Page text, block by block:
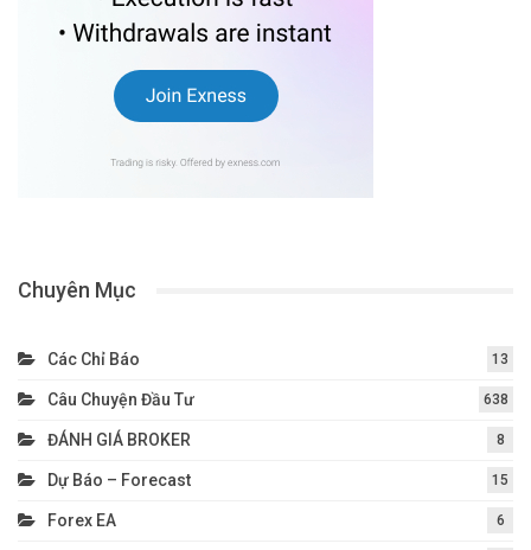
Chuyên Mục
Các Chỉ Báo 13
Câu Chuyện Đầu Tư 638
ĐÁNH GIÁ BROKER 8
Dự Báo – Forecast 15
Forex EA 6